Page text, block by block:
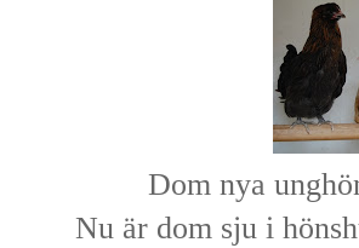
Dom nya
Nu är dom sju i